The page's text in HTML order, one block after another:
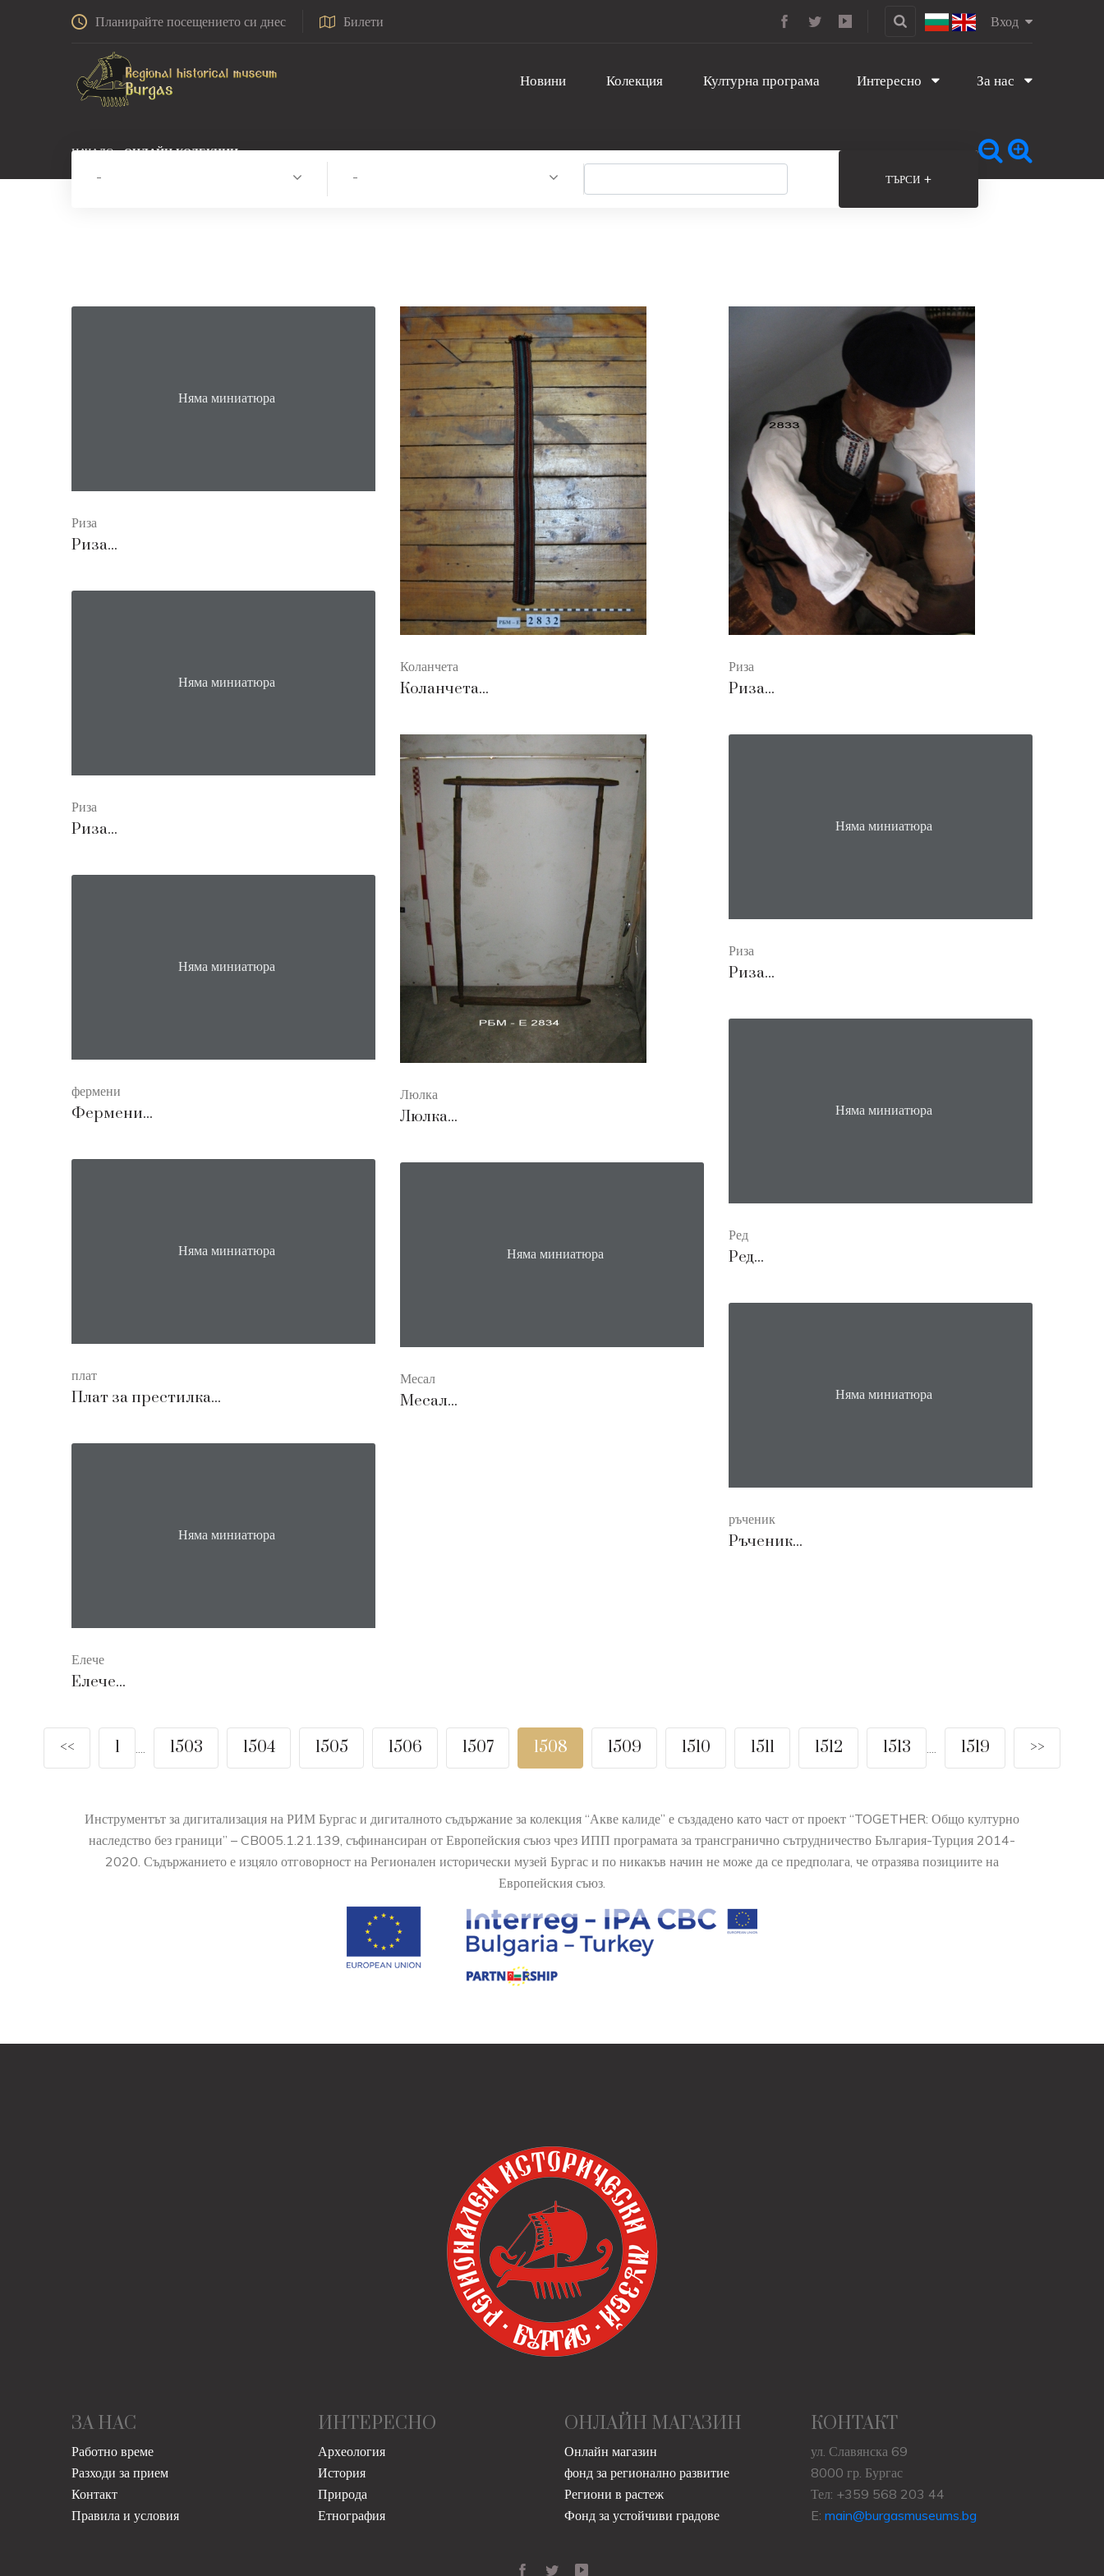
Планирайте посещението си днес Билети Вход
Новини Колекция Културна програма Интересно За нас
НАЧАЛО ОНЛАЙН КОЛЕКЦИИ
- - ТЪРСИ +
Няма миниатюра
Риза
Риза...
Коланчета
Коланчета...
Риза
Риза...
Няма миниатюра
Риза
Риза...
Люлка
Люлка...
Няма миниатюра
Риза
Риза...
Няма миниатюра
фермени
Фермени... Няма миниатюра
Ред
Ред...
Няма миниатюра
плат
Плат за престилка...
Няма миниатюра
Месал
Месал... Няма миниатюра
ръченик
Ръченик...
Няма миниатюра
Елече
Елече...
<< 1 .... 1503 1504 1505 1506 1507 1508 1509 1510 1511 1512 1513 .... 1519 >>
Инструментът за дигитализация на РИМ Бургас и дигиталното съдържание за колекция “Акве калиде” е създадено като част от проект “TOGETHER: Общо културно
наследство без граници” – CB005.1.21.139, съфинансиран от Европейския съюз чрез ИПП програмата за трансгранично сътрудничество България-Турция 2014-
2020. Съдържанието е изцяло отговорност на Регионален исторически музей Бургас и по никакъв начин не може да се предполага, че отразява позициите на
Европейския съюз.
ЗА НАС
Работно време
Разходи за прием
Контакт
Правила и условия
ИНТЕРЕСНО
Археология
История
Природа
Етнография
ОНЛАЙН МАГАЗИН
Онлайн магазин
фонд за регионално развитие
Региони в растеж
Фонд за устойчиви градове
КОНТАКТ
ул. Славянска 69
8000 гр. Бургас
Тел: +359 568 203 44
E: main@burgasmuseums.bg